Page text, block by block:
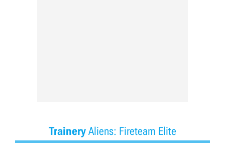
Trainery Aliens: Fireteam Elite